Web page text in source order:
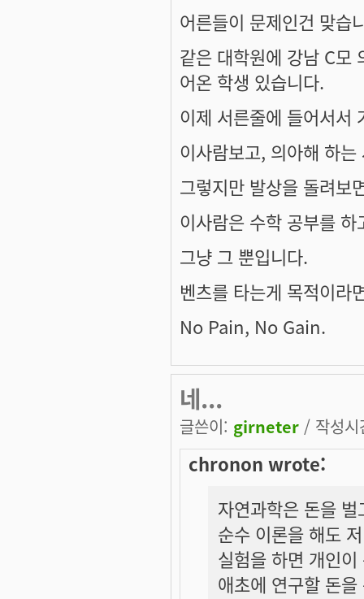
어른들이 문제인건 맞습
같은 대학원에 강남 C모
어온 학생 있습니다.
이제 서른줄에 들어서서
이사람보고, 의아해 하
그렇지만 발상을 돌려보
이사람은 수학 공부를
그냥 그 뿐입니다.
벤츠를 타는게 목적이라
No Pain, No Gain.
네...
글쓴이: girneter / 작성
chronon wrote:
자연과학은 돈을
순수 이론을 해도
실험을 하면 개인
애초에 연구할 돈